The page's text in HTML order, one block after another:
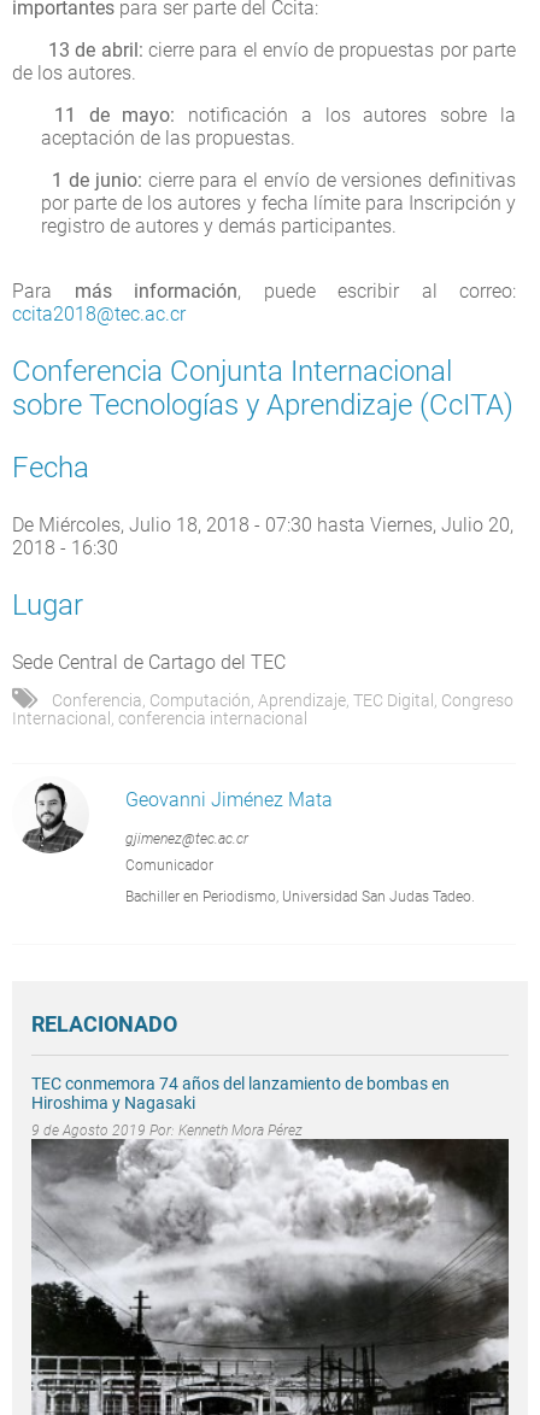
importantes para ser parte del Ccita:
13 de abril: cierre para el envío de propuestas por parte
de los autores.
11 de mayo: notificación a los autores sobre la
aceptación de las propuestas.
1 de junio: cierre para el envío de versiones definitivas
por parte de los autores y fecha límite para Inscripción y
registro de autores y demás participantes.
Para más información, puede escribir al correo:
ccita2018@tec.ac.cr
Conferencia Conjunta Internacional
sobre Tecnologías y Aprendizaje (CcITA)
Fecha
De Miércoles, Julio 18, 2018 - 07:30 hasta Viernes, Julio 20,
2018 - 16:30
Lugar
Sede Central de Cartago del TEC
Conferencia Computación Aprendizaje TEC Digital
Congreso
Internacional
conferencia internacional
Geovanni Jiménez Mata
gjimenez@tec.ac.cr
Comunicador
Bachiller en Periodismo, Universidad San Judas Tadeo.
RELACIONADO
TEC conmemora 74 años del lanzamiento de bombas en
Hiroshima y Nagasaki
9 de Agosto 2019 Por: Kenneth Mora Pérez